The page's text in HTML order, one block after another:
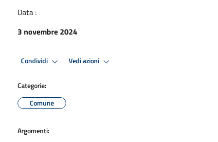
Data :
3 novembre 2024
Condividi Vedi azioni
Categorie:
Comune
Argomenti: